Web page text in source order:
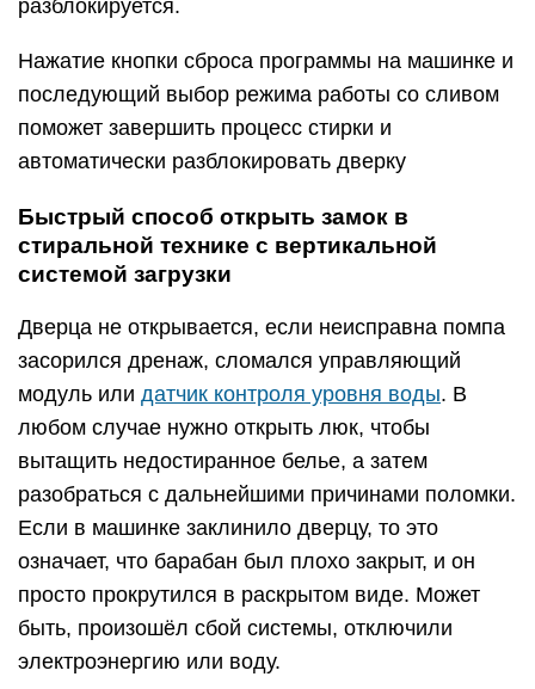
разблокируется.
Нажатие кнопки сброса программы на машинке и
последующий выбор режима работы со сливом
поможет завершить процесс стирки и
автоматически разблокировать дверку
Быстрый способ открыть замок в
стиральной технике с вертикальной
системой загрузки
Дверца не открывается, если неисправна помпа
засорился дренаж, сломался управляющий
модуль или датчик контроля уровня воды. В
любом случае нужно открыть люк, чтобы
вытащить недостиранное белье, а затем
разобраться с дальнейшими причинами поломки.
Если в машинке заклинило дверцу, то это
означает, что барабан был плохо закрыт, и он
просто прокрутился в раскрытом виде. Может
быть, произошёл сбой системы, отключили
электроэнергию или воду.